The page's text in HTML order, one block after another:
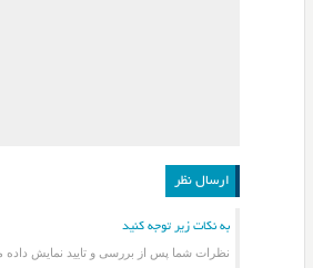
به نکات زیر توجه کنید
نظرات شما پس از بررسی و تایید نمایش داده